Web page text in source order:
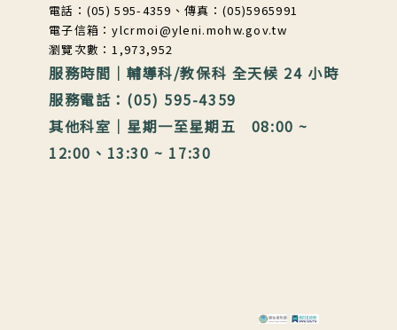
電話：(05) 595-4359、傳真：(05)5965991
電子信箱：ylcrmoi@yleni.mohw.gov.tw
瀏覽次數：1,973,952
服務時間｜輔導科/教保科 全天候 24 小時
服務電話：(05) 595-4359
其他科室｜星期一至星期五 08:00 ~
12:00、13:30 ~ 17:30